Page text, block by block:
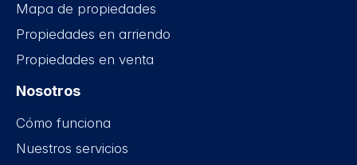
Mapa de propiedades
Propiedades en arriendo
Propiedades en venta
Nosotros
Cómo funciona
Nuestros servicios